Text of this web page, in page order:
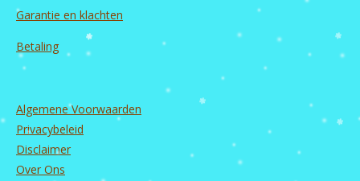
Garantie en klachten
Betaling
Algemene Voorwaarden
Privacybeleid
Disclaimer
Over Ons